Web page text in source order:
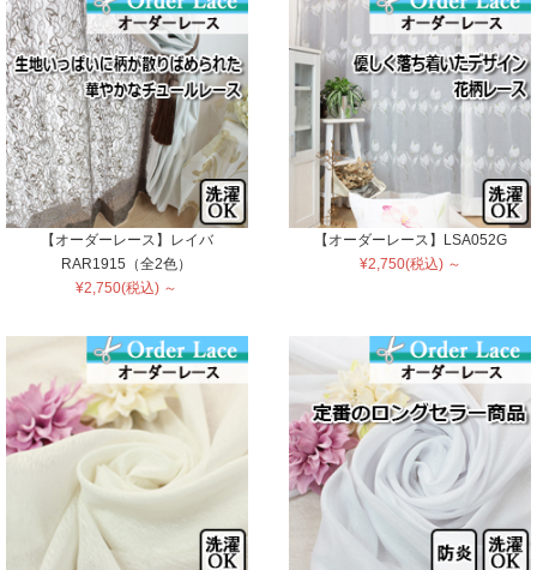
【オーダーレース】レイバ
RAR1915（全2色）
¥2,750(税込) ～
【オーダーレース】LSA052G
¥2,750(税込) ～